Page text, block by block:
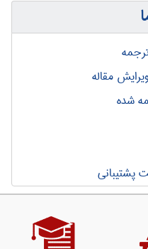
مقاله
شده
پشتیبانی